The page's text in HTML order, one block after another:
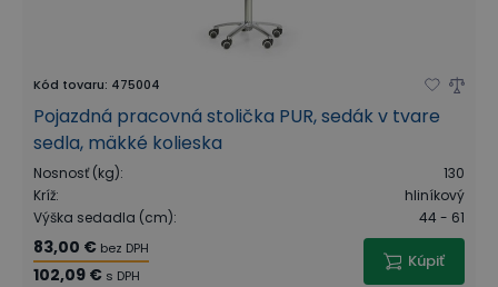
Kód tovaru: 475004
Pojazdná pracovná stolička PUR, sedák v tvare
sedla, mäkké kolieska
Nosnosť (kg):
130
Kríž:
hliníkový
Výška sedadla (cm): 44 - 61
83,00 € bez DPH
102,09 € s DPH
Kúpiť